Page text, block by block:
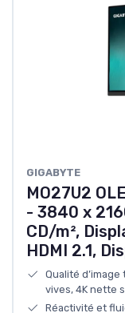
GIGABYTE
MO27U2
- 3840 x
CD/m²,
HDMI 2.1,
Qualité
vives, 4K nette
Réactivité et